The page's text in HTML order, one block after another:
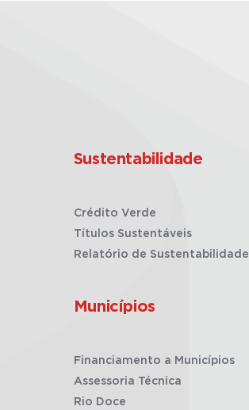
Sustentabilidade
Crédito Verde
Títulos Sustentáveis
Relatório de Sustentabilidade
Municípios
Financiamento a Municípios
Assessoria Técnica
Rio Doce